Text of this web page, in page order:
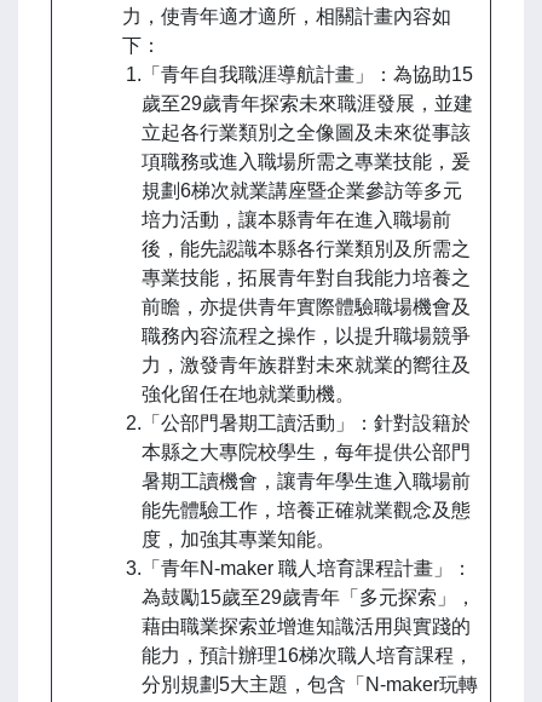
力，使青年適才適所，相關計畫內容如
下：
1.「青年自我職涯導航計畫」：為協助15
歲至29歲青年探索未來職涯發展，並建
立起各行業類別之全像圖及未來從事該
項職務或進入職場所需之專業技能，爰
規劃6梯次就業講座暨企業參訪等多元
培力活動，讓本縣青年在進入職場前
後，能先認識本縣各行業類別及所需之
專業技能，拓展青年對自我能力培養之
前瞻，亦提供青年實際體驗職場機會及
職務內容流程之操作，以提升職場競爭
力，激發青年族群對未來就業的嚮往及
強化留任在地就業動機。
2.「公部門暑期工讀活動」：針對設籍於
本縣之大專院校學生，每年提供公部門
暑期工讀機會，讓青年學生進入職場前
能先體驗工作，培養正確就業觀念及態
度，加強其專業知能。
3.「青年N-maker 職人培育課程計畫」：
為鼓勵15歲至29歲青年「多元探索」，
藉由職業探索並增進知識活用與實踐的
能力，預計辦理16梯次職人培育課程，
分別規劃5大主題，包含「N-maker玩轉